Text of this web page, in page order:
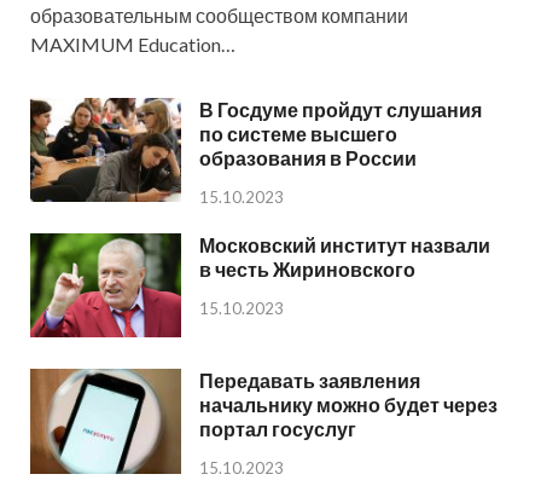
образовательным сообществом компании
MAXIMUM Education…
В Госдуме пройдут слушания
по системе высшего
образования в России
15.10.2023
Московский институт назвали
в честь Жириновского
15.10.2023
Передавать заявления
начальнику можно будет через
портал госуслуг
15.10.2023